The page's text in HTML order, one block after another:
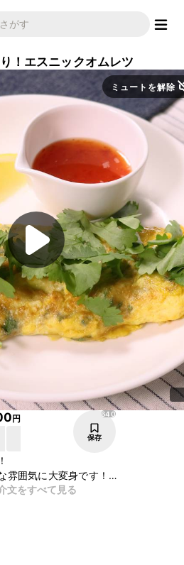
！エスニックオムレツ
ミュートを解除
円 640
保存
雰囲気に大変身です！
もパクチー！
文をすべて見る